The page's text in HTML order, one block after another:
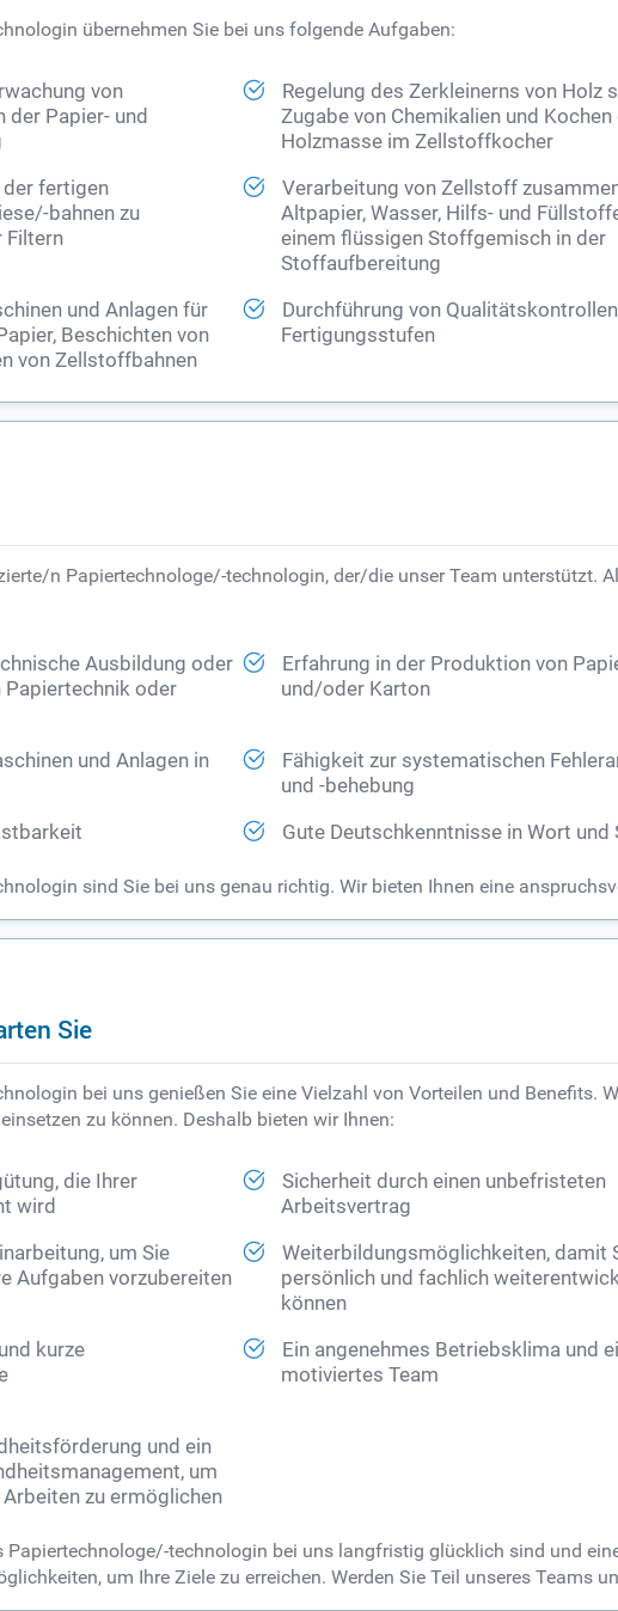
übernehmen Sie bei uns folgende Aufgaben:
von
der Papier- und
Regelung des Zerkleinerns von Holz
Zugabe von Chemikalien und Kochen
Holzmasse im Zellstoffkocher
fertigen
bahnen zu
Filtern
Verarbeitung von Zellstoff
Altpapier, Wasser, Hilfs- und
einem flüssigen Stoffgemisch in der
Stoffaufbereitung
und Anlagen für
Beschichten von
von Zellstoffbahnen
Durchführung von
Fertigungsstufen
n Papiertechnologe/-technologin, der/die unser Team unterstützt.
Ausbildung oder
oder
Erfahrung in der Produktion von
und/oder Karton
und Anlagen in
Fähigkeit zur systematischen
und -behebung
Gute Deutschkenntnisse in Wort und
sind Sie bei uns genau richtig. Wir bieten Ihnen eine
Sie
bei uns genießen Sie eine Vielzahl von Vorteilen und Benefits.
zu können. Deshalb bieten wir Ihnen:
die Ihrer
wird
Sicherheit durch einen unbefristeten
Arbeitsvertrag
um Sie
Aufgaben vorzubereiten
Weiterbildungsmöglichkeiten, damit
persönlich und fachlich
können
kurze
Ein angenehmes Betriebsklima und
motiviertes Team
und ein
um
zu ermöglichen
Papiertechnologe/-technologin bei uns langfristig glücklich sind und
um Ihre Ziele zu erreichen. Werden Sie Teil unseres Teams